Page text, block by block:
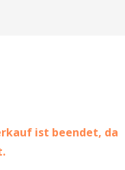
ist beendet, da